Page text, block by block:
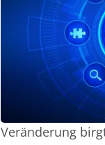
Veränderung